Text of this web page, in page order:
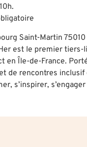
Saint-Martin
est le premier tiers-
en Île-de-France.
de rencontres inclusif
s’inspirer,